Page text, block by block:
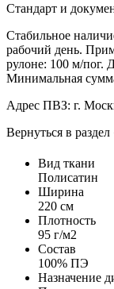
Стандарт и
Стабильное
рабочий день.
рулоне: 100 м/пог.
Минимальная
Адрес ПВЗ: г.
Вернуться в раздел
Вид ткани
Полисатин
Ширина
220 см
Плотность
95 г/м2
Состав
100% ПЭ
Назначение